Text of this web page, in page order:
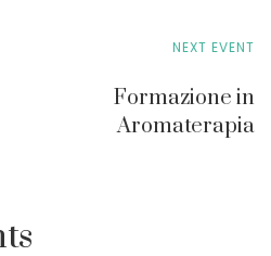
NEXT EVENT
Formazione in
Aromaterapia